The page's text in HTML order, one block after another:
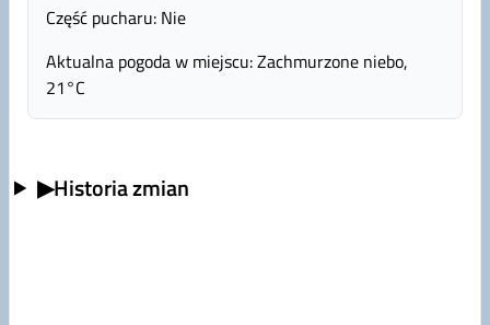
Część pucharu: Nie
Aktualna pogoda w miejscu: Zachmurzone niebo,
21°C
▶Historia zmian